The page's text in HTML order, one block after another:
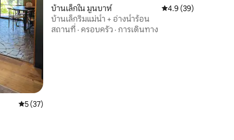
คะแนนเฉลี่ย 5 จาก 5, 37 รีวิว
5 (37)
บ้านเล็กใน มูนบาห์ คะแนนเฉลี่ย 4.9 จาก
4.9 (39)
บ้านเล็กริมแม่น้ำ + อ่างน้ำร้อน
สถานที่ · ครอบครัว · การเดินทาง